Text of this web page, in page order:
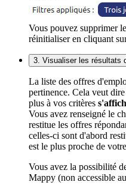
Vous pouvez supprimer
réinitialiser en cliquant
3. Visualiser les résultats
La liste des offres
pertinence. Cela veut
plus à vos critères
Vous avez renseigné le
restitue les offres
celles-ci sont d'abord
est le plus proche de
Vous avez la possibilité
Mappy (non accessible